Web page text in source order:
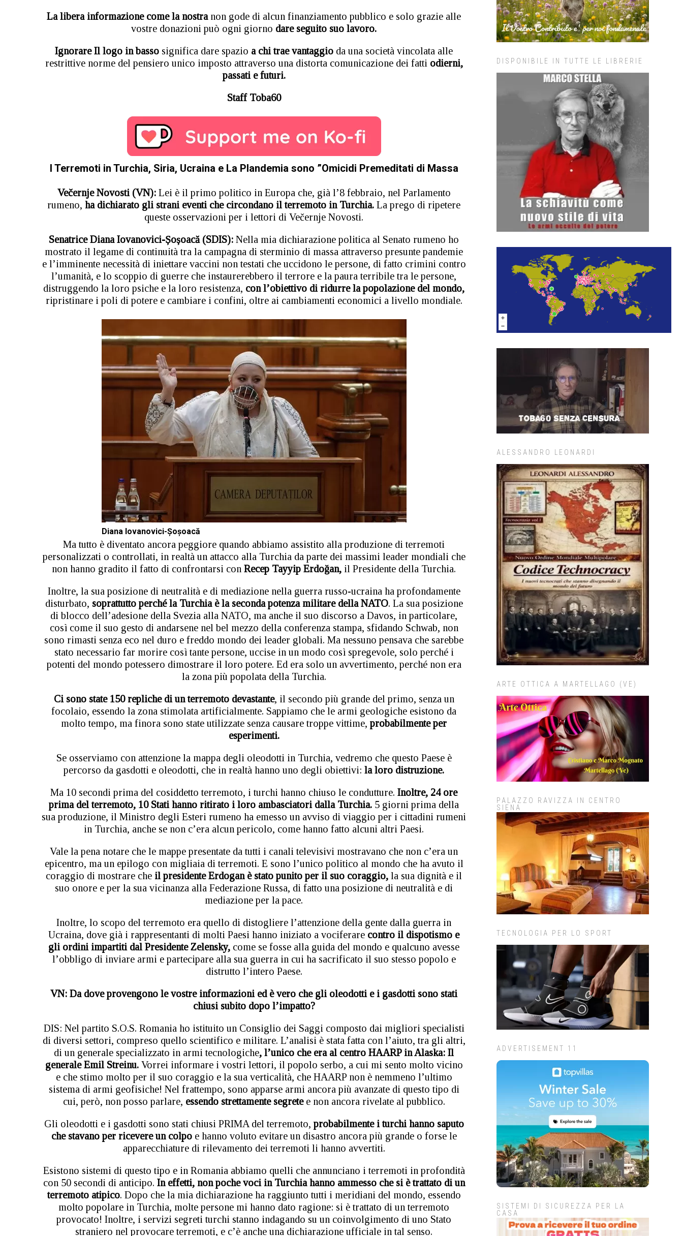
La libera informazione come la nostranon gode di alcun finanziamento pubblico e solo grazie alle
vostre donazioni può ogni giorno dare seguito suo lavoro.
Ignorare Il logo in basso significa dare spazio a chi trae vantaggio da una società vincolata alle
restrittive norme del pensiero unico imposto attraverso una distorta comunicazione dei fatti odierni,
passati e futuri.
Staff Toba60
I Terremoti in Turchia, Siria, Ucraina e La Plandemia sono ”Omicidi Premeditati di Massa
Večernje Novosti (VN):Lei è il primo politico in Europa che, già l’8 febbraio, nel Parlamento
rumeno, ha dichiarato gli strani eventi che circondano il terremoto in Turchia. La prego di ripetere
queste osservazioni per i lettori di Večernje Novosti.
Senatrice Diana Iovanovici-Șoșoacă (SDIS): Nella mia dichiarazione politica al Senato rumeno ho
mostrato il legame di continuità tra la campagna di sterminio di massa attraverso presunte pandemie
e l’imminente necessità di iniettare vaccini non testati che uccidono le persone, di fatto crimini contro
l’umanità, e lo scoppio di guerre che instaurerebbero il terrore e la paura terribile tra le persone,
distruggendo la loro psiche e la loro resistenza, con l’obiettivo di ridurre la popolazione del mondo,
ripristinare i poli di potere e cambiare i confini, oltre ai cambiamenti economici a livello mondiale.
Diana Iovanovici-Șoșoacă
Ma tutto è diventato ancora peggiore quando abbiamo assistito alla produzione di terremoti
personalizzati o controllati, in realtà un attacco alla Turchia da parte dei massimi leader mondiali che
non hanno gradito il fatto di confrontarsi con Recep Tayyip Erdoğan, il Presidente della Turchia.
Inoltre, la sua posizione di neutralità e di mediazione nella guerra russo-ucraina ha profondamente
disturbato, soprattutto perché la Turchia è la seconda potenza militare della NATO. La sua posizione
di blocco dell’adesione della Svezia alla NATO, ma anche il suo discorso a Davos, in particolare,
così come il suo gesto di andarsene nel bel mezzo della conferenza stampa, sfidando Schwab, non
sono rimasti senza eco nel duro e freddo mondo dei leader globali. Ma nessuno pensava che sarebbe
stato necessario far morire così tante persone, uccise in un modo così spregevole, solo perché i
potenti del mondo potessero dimostrare il loro potere. Ed era solo un avvertimento, perché non era
la zona più popolata della Turchia.
Ci sono state 150 repliche di un terremoto devastante, il secondo più grande del primo, senza un
focolaio, essendo la zona stimolata artificialmente. Sappiamo che le armi geologiche esistono da
molto tempo, ma finora sono state utilizzate senza causare troppe vittime, probabilmente per
esperimenti.
Se osserviamo con attenzione la mappa degli oleodotti in Turchia, vedremo che questo Paese è
percorso da gasdotti e oleodotti, che in realtà hanno uno degli obiettivi: la loro distruzione.
Ma 10 secondi prima del cosiddetto terremoto, i turchi hanno chiuso le condutture. Inoltre, 24 ore
prima del terremoto, 10 Stati hanno ritirato i loro ambasciatori dalla Turchia. 5 giorni prima della
sua produzione, il Ministro degli Esteri rumeno ha emesso un avviso di viaggio per i cittadini rumeni
in Turchia, anche se non c’era alcun pericolo, come hanno fatto alcuni altri Paesi.
Vale la pena notare che le mappe presentate da tutti i canali televisivi mostravano che non c’era un
epicentro, ma un epilogo con migliaia di terremoti. E sono l’unico politico al mondo che ha avuto il
coraggio di mostrare che il presidente Erdogan è stato punito per il suo coraggio, la sua dignità e il
suo onore e per la sua vicinanza alla Federazione Russa, di fatto una posizione di neutralità e di
mediazione per la pace.
Inoltre, lo scopo del terremoto era quello di distogliere l’attenzione della gente dalla guerra in
Ucraina, dove già i rappresentanti di molti Paesi hanno iniziato a vociferare contro il dispotismo e
gli ordini impartiti dal Presidente Zelensky, come se fosse alla guida del mondo e qualcuno avesse
l’obbligo di inviare armi e partecipare alla sua guerra in cui ha sacrificato il suo stesso popolo e
distrutto l’intero Paese.
VN: Da dove provengono le vostre informazioni ed è vero che gli oleodotti e i gasdotti sono stati
chiusi subito dopo l’impatto?
DIS: Nel partito S.O.S. Romania ho istituito un Consiglio dei Saggi composto dai migliori specialisti
di diversi settori, compreso quello scientifico e militare. L’analisi è stata fatta con l’aiuto, tra gli altri,
di un generale specializzato in armi tecnologiche, l’unico che era al centro HAARP in Alaska: Il
generale Emil Streinu.Vorrei informare i vostri lettori, il popolo serbo, a cui mi sento molto vicino
e che stimo molto per il suo coraggio e la sua verticalità, che HAARP non è nemmeno l’ultimo
sistema di armi geofisiche! Nel frattempo, sono apparse armi ancora più avanzate di questo tipo di
cui, però, non posso parlare, essendo strettamente segretee non ancora rivelate al pubblico.
Gli oleodotti e i gasdotti sono stati chiusi PRIMA del terremoto, probabilmente i turchi hanno saputo
che stavano per ricevere un colpoe hanno voluto evitare un disastro ancora più grande o forse le
apparecchiature di rilevamento dei terremoti li hanno avvertiti.
Esistono sistemi di questo tipo e in Romania abbiamo quelli che annunciano i terremoti in profondità
con 50 secondi di anticipo. In effetti, non poche voci in Turchia hanno ammesso che si è trattato di un
terremoto atipico. Dopo che la mia dichiarazione ha raggiunto tutti i meridiani del mondo, essendo
molto popolare in Turchia, molte persone mi hanno dato ragione: si è trattato di un terremoto
provocato! Inoltre, i servizi segreti turchi stanno indagando su un coinvolgimento di uno Stato
straniero nel provocare terremoti, e c’è anche una dichiarazione ufficiale in tal senso.
DISPONIBILE IN TUTTE LE LIBRERIE
ALESSANDRO LEONARDI
ARTE OTTICA A MARTELLAGO (VE)
PALAZZO RAVIZZA IN CENTRO
SIENA
TECNOLOGIA PER LO SPORT
ADVERTISEMENT 11
SISTEMI DI SICUREZZA PER LA
CASA